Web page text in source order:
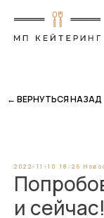
← ВЕРНУТЬСЯ НАЗАД
2022-11-10 18:26
и